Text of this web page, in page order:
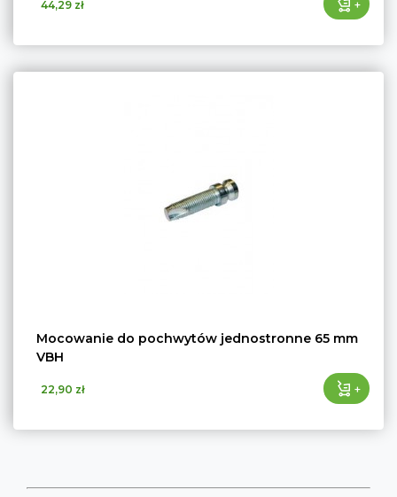
44,29 zł +
Mocowanie do pochwytów jednostronne 65 mm
VBH
22,90 zł +